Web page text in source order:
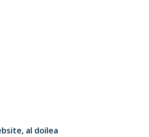
al doilea